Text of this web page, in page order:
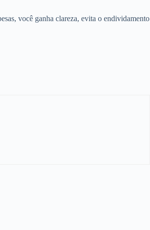
você ganha clareza, evita o endividamento